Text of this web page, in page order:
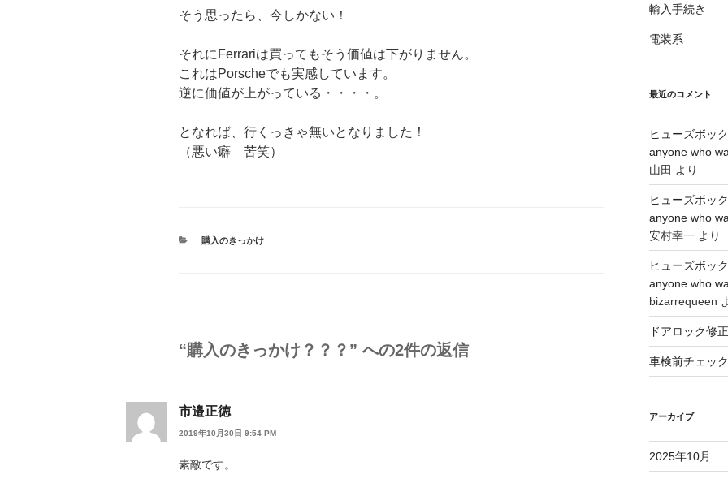
そう思ったら、今しかない！
それにFerrariは買ってもそう価値は下がりません。
これはPorscheでも実感しています。
逆に価値が上がっている・・・・。
となれば、行くっきゃ無いとなりました！
（悪い癖 苦笑）
カ
購入のきっかけ
“購入のきっかけ？？？” への2件の返信
市邉正徳
2019年10月30日 9:54 PM
素敵です。
輸入手続き
電装系
最近のコメント
ヒューズボッ
anyone who
山田 より
ヒューズボッ
anyone who
安村幸一より
ヒューズボッ
anyone who
bizarrequeen
ドアロック修正
車検前チェック
アーカイブ
2025年10月